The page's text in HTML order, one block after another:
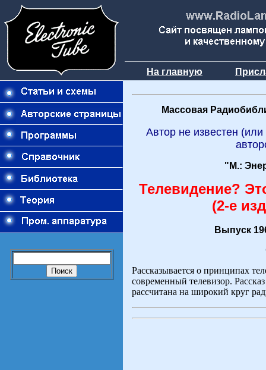
На главную
Массовая
Автор не известен
"М.:
Телевидение?
(2-е
Выпуск
Рассказывается о принципах
современный телевизор.
рассчитана на широкий круг